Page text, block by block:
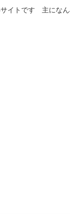
イトです 主にな